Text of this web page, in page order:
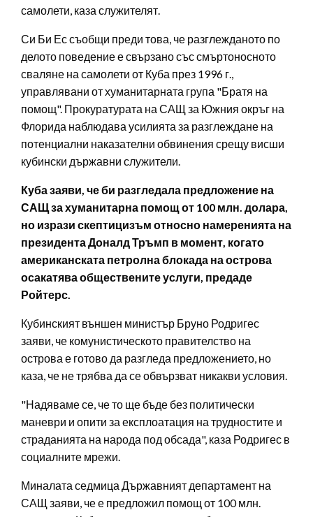
самолети, каза служителят.
Си Би Ес съобщи преди това, че разглежданото по
делото поведение е свързано със смъртоносното
сваляне на самолети от Куба през 1996 г.,
управлявани от хуманитарната група "Братя на
помощ". Прокуратурата на САЩ за Южния окръг на
Флорида наблюдава усилията за разглеждане на
потенциални наказателни обвинения срещу висши
кубински държавни служители.
Куба заяви, че би разгледала предложение на
САЩ за хуманитарна помощ от 100 млн. долара,
но изрази скептицизъм относно намеренията на
президента Доналд Тръмп в момент, когато
американската петролна блокада на острова
осакатява обществените услуги, предаде
Ройтерс.
Кубинският външен министър Бруно Родригес
заяви, че комунистическото правителство на
острова е готово да разгледа предложението, но
каза, че не трябва да се обвързват никакви условия.
"Надяваме се, че то ще бъде без политически
маневри и опити за експлоатация на трудностите и
страданията на народа под обсада", каза Родригес в
социалните мрежи.
Миналата седмица Държавният департамент на
САЩ заяви, че е предложил помощ от 100 млн.